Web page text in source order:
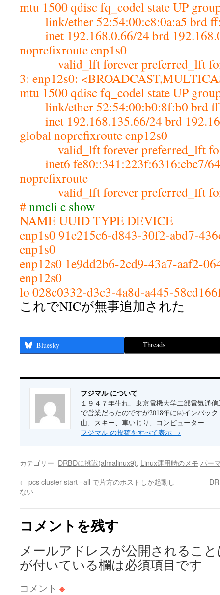
mtu 1500 qdisc fq_codel state UP
link/ether 52:54:00:c8:0a:a5 brd
inet 192.168.0.66/24 brd
noprefixroute enp1s0
valid_lft forever preferred_lft
3: enp12s0:
mtu 1500 qdisc fq_codel state UP
link/ether 52:54:00:b0:8f:b0 brd
inet 192.168.135.66/24 brd
global noprefixroute enp12s0
valid_lft forever preferred_lft
inet6 fe80::341:223f:6316:cbc7/
noprefixroute
valid_lft forever preferred_lft
#nmcli c show
NAME UUID TYPE DEVICE
enp1s0 91e215c6-d843-30f2-abd7-
enp1s0
enp12s0 1e9dd2b6-2cd9-43a7-aaf2-
enp12s0
lo 028c0332-d3c3-4a8d-a445-
これでNICが無事追加された
Bluesky Threads
フジマル について
１９４７年生れ、東京電機大学二部電気通
で営業だったのですが2018年に㈱インパッ
山、スキー、車いじり、コンピューター
フジマル の投稿をすべて表示 →
カテゴリー: DRBDに挑戦(almalinux9), Linux運用時のメモ パー
← pcs cluster start –all で片方のホストしか起動し
ない
コメントを残す
メールアドレスが公開されるこ
が付いている欄は必須項目です
コメント ※